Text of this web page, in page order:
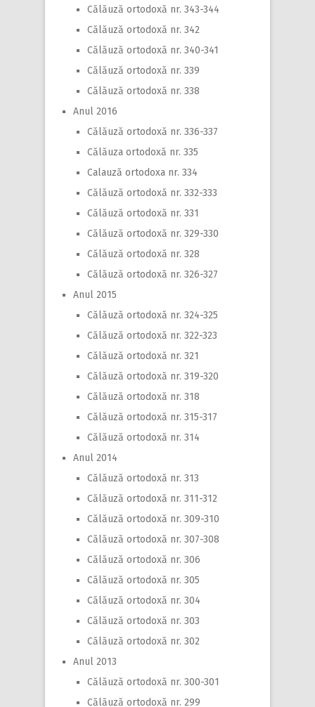
Călăuză ortodoxă nr. 343-344
Călăuză ortodoxă nr. 342
Călăuză ortodoxă nr. 340-341
Călăuză ortodoxă nr. 339
Călăuză ortodoxă nr. 338
Anul 2016
Călăuză ortodoxă nr. 336-337
Călăuza ortodoxă nr. 335
Calauză ortodoxa nr. 334
Călăuză ortodoxă nr. 332-333
Călăuză ortodoxă nr. 331
Călăuză ortodoxă nr. 329-330
Călăuză ortodoxă nr. 328
Călăuză ortodoxă nr. 326-327
Anul 2015
Călăuză ortodoxă nr. 324-325
Călăuză ortodoxă nr. 322-323
Călăuză ortodoxă nr. 321
Călăuză ortodoxă nr. 319-320
Călăuză ortodoxă nr. 318
Călăuză ortodoxă nr. 315-317
Călăuză ortodoxă nr. 314
Anul 2014
Călăuză ortodoxă nr. 313
Călăuză ortodoxă nr. 311-312
Călăuză ortodoxă nr. 309-310
Călăuză ortodoxă nr. 307-308
Călăuză ortodoxă nr. 306
Călăuză ortodoxă nr. 305
Călăuză ortodoxă nr. 304
Călăuză ortodoxă nr. 303
Călăuză ortodoxă nr. 302
Anul 2013
Călăuză ortodoxă nr. 300-301
Călăuză ortodoxă nr. 299